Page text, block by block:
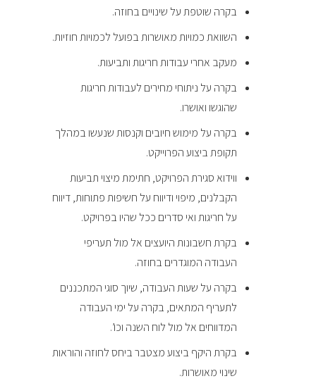
בקרה שוטפת על שינויים בחוזה.
השוואת כמויות מאושרות בפועל לכמויות חוזיות.
מעקב אחרי עבודות חריגות ותביעות.
בקרה על ניתוחי מחירים לעבודות חריגות
שהוגשו ואושרו.
בקרה על מימוש חיובים וקנסות שנעשו במהלך
תקופת ביצוע הפרוייקט.
ווידוא סגירת הפרויקט, חתימת מיצוי תביעות
הקבלנים, מיפוי ודיווח על חשיפות פתוחות, דיווח
על חריגות ואי סדרים ככל שהיו בפרויקט.
בקרת חשבונות היועצים אל מול תעריפי
העבודה המוגדרים בחוזה.
בקרה על שעות העבודה, שיוך סוגי המתכננים
לתעריף המתאים, בקרה על ימי העבודה
המדווחים אל מול לוח השנה וכו’.
בקרת היקף ביצוע מצטבר ביחס לחוזה והוראות
שינוי מאושרות.